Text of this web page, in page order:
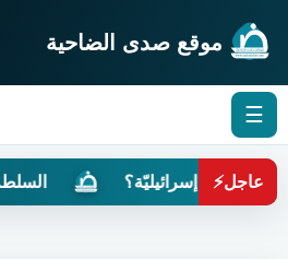
موقع صدى الضاحية
☰
عاجل⚡
إسرائيليّة؟ السلطة